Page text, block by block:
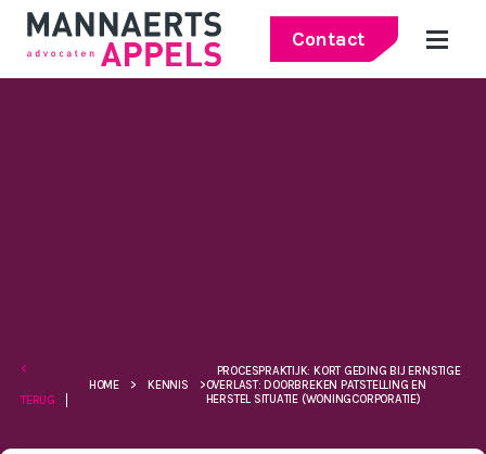
Contact
<
TERUG
HOME > KENNIS >
PROCESPRAKTIJK: KORT GEDING BIJ ERNSTIGE
OVERLAST: DOORBREKEN PATSTELLING EN
HERSTEL SITUATIE (WONINGCORPORATIE)